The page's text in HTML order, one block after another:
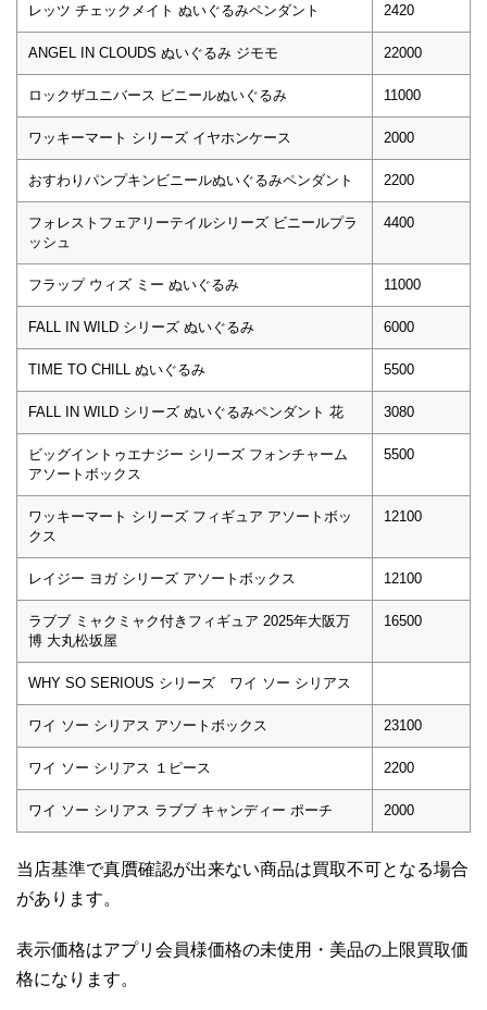
レッツ チェックメイト ぬいぐるみペンダント 2420
ANGEL IN CLOUDS ぬいぐるみ ジモモ 22000
ロックザユニバース ビニールぬいぐるみ 11000
ワッキーマート シリーズ イヤホンケース 2000
おすわりパンプキンビニールぬいぐるみペンダント 2200
フォレストフェアリーテイルシリーズ ビニールプラ
ッシュ
4400
フラップ ウィズ ミー ぬいぐるみ 11000
FALL IN WILD シリーズ ぬいぐるみ 6000
TIME TO CHILL ぬいぐるみ 5500
FALL IN WILD シリーズ ぬいぐるみペンダント 花 3080
ビッグイントゥエナジー シリーズ フォンチャーム
アソートボックス
5500
ワッキーマート シリーズ フィギュア アソートボッ
クス
12100
レイジー ヨガ シリーズ アソートボックス 12100
ラブブ ミャクミャク付きフィギュア 2025年大阪万
博 大丸松坂屋
16500
WHY SO SERIOUS シリーズ ワイ ソー シリアス
ワイ ソー シリアス アソートボックス 23100
ワイ ソー シリアス １ピース 2200
ワイ ソー シリアス ラブブ キャンディー ポーチ 2000
当店基準で真贋確認が出来ない商品は買取不可となる場合
があります。
表示価格はアプリ会員様価格の未使用・美品の上限買取価
格になります。